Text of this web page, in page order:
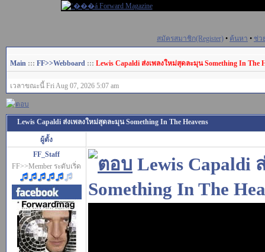
สมัครสมาชิก(Register) • ค้นหา • ช่ว
Main ::: FF>>Webboard ::: Lewis Capaldi ส่งเพลงใหม่สุดละมุน Something In The
เวลาขณะนี้ Fri Aug 07, 2026 5:07 am
Lewis Capaldi ส่งเพลงใหม่สุดละมุน Something In The Heavens
ผู้ตั้ง
FF_Staff
FF>>Member ระดับเริ่ด
Lewis Capaldi
Something In The